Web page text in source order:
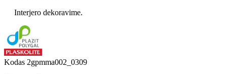
Interjero dekoravime.
Kodas 2gpmma002_0309